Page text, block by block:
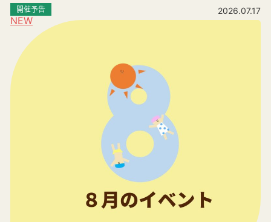
NEW
開催予告 2026.07.17